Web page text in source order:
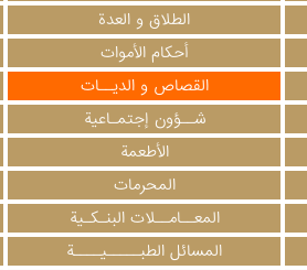
الطلاق و العدة
أحكام الأموات
القصاص و الديــات
شــؤون إجتمـاعية
الأطعمة
المحرمات
المعــامــلات البنـكـية
المسائل الطبـــــيــــة